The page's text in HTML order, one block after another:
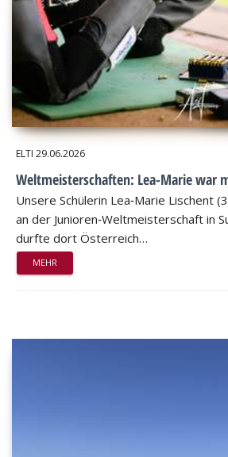
ELTI 29.06.2026
Weltmeisterschaften: Lea-Marie war
Unsere Schülerin Lea‑Marie Lischent
an der Junioren‑Weltmeisterschaft in
durfte dort Österreich…
MEHR